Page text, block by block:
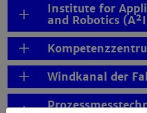
Institute for
and Robotics
Windkanal der